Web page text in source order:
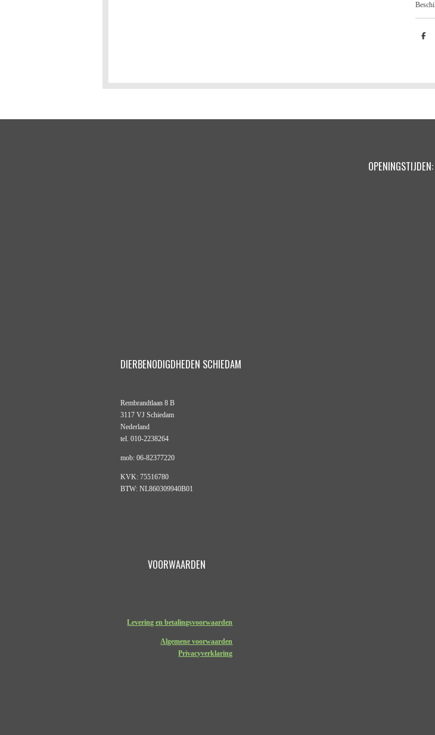
D
OPENINGSTIJDEN:
DIERBENODIGDHEDEN SCHIEDAM
Rembrandtlaan 8 B
3117 VJ Schiedam
Nederland
tel. 010-2238264
mob: 06-82377220
KVK: 75516780
BTW: NL860309940B01
VOORWAARDEN
Levering en betalingsvoorwaarden
Algemene voorwaarden
Privacyverklaring